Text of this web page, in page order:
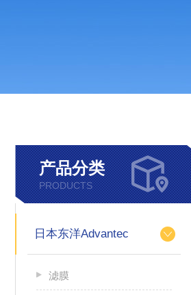
产品分类
PRODUCTS
日本东洋Advantec
滤膜